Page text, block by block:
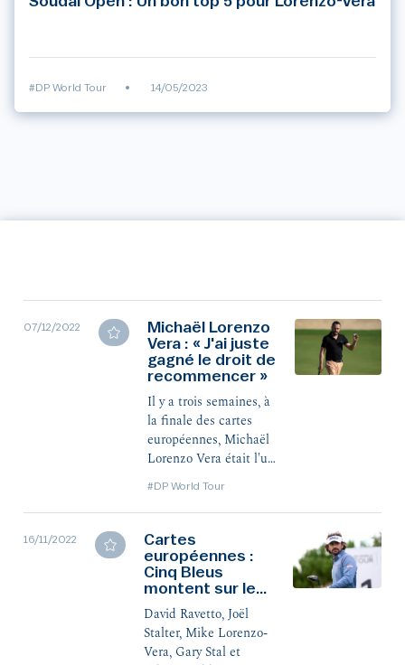
#DP World Tour • 14/05/2023
07/12/2022
Michaël Lorenzo
Vera : « J'ai juste
gagné le droit de
recommencer »
Il y a trois semaines, à
la finale des cartes
européennes, Michaël
Lorenzo Vera était l'un
un droit de jeu sur le
DP World Tour. Une
grande première dans
cette épreuve pour le
Basque de 36 ans, pour
qui l'aventure parmi
l'élite européenne se
poursuivra donc en
#DP World Tour
16/11/2022
Cartes
européennes :
Cinq Bleus
montent sur le
DP World Tour !
David Ravetto, Joël
Stalter, Mike Lorenzo-
Vera, Gary Stal et